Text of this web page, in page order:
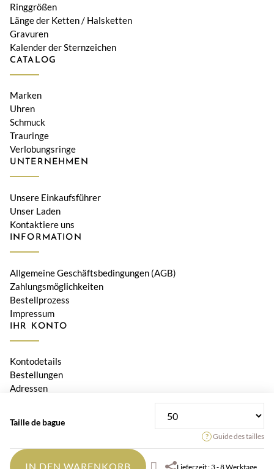
Taille de bague
Guide des tailles
IN DEN WARENKORB Lieferzeit : 3 - 8 Werktage
Ringgrößen
Länge der Ketten / Halsketten
Gravuren
Kalender der Sternzeichen
CATALOG
Marken
Uhren
Schmuck
Trauringe
Verlobungsringe
UNTERNEHMEN
Unsere Einkaufsführer
Unser Laden
Kontaktiere uns
INFORMATION
Allgemeine Geschäftsbedingungen (AGB)
Zahlungsmöglichkeiten
Bestellprozess
Impressum
IHR KONTO
Kontodetails
Bestellungen
Adressen
© 2026 Bijouterie Le Diamant, Orwa SA • Alle Preise verstehen